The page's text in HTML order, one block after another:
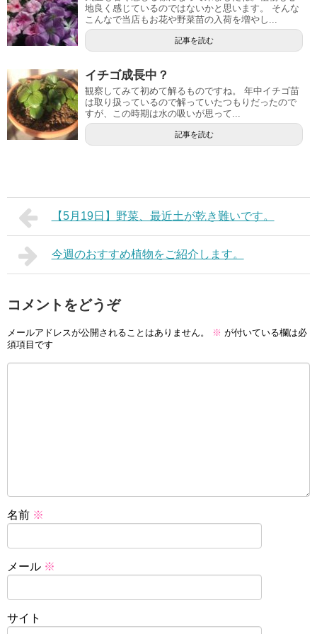
地良く感じているのではないかと思います。 そんな
こんなで当店もお花や野菜苗の入荷を増やし...
記事を読む
イチゴ成長中？
観察してみて初めて解るものですね。 年中イチゴ苗
は取り扱っているので解っていたつもりだったので
すが、この時期は水の吸いが思って...
記事を読む
【5月19日】野菜、最近土が乾き難いです。
今週のおすすめ植物をご紹介します。
コメントをどうぞ
メールアドレスが公開されることはありません。 ※ が付いている欄は必
須項目です
名前 ※
メール ※
サイト